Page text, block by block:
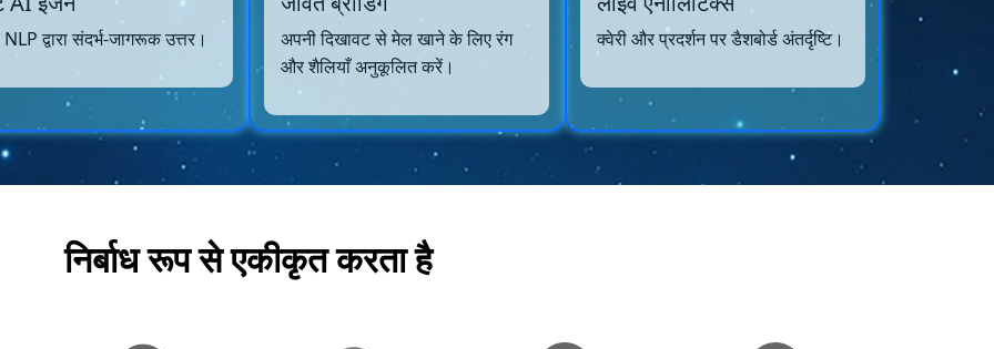
द्वारा संदर्भ-जागरूक उत्तर।
अपनी दिखावट से मेल खाने के लिए रंग
और शैलियाँ अनुकूलित करें।
क्वेरी और प्रदर्शन पर डैशबोर्ड अंतर्दृष्टि।
निर्बाध रूप से एकीकृत करता है